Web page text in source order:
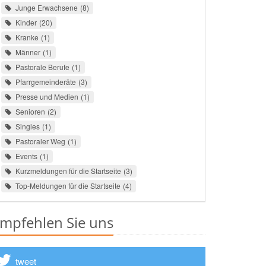
Junge Erwachsene 8
Kinder 20
Kranke 1
Männer 1
Pastorale Berufe 1
Pfarrgemeinderäte 3
Presse und Medien 1
Senioren 2
Singles 1
Pastoraler Weg 1
Events 1
Kurzmeldungen für die Startseite 3
Top-Meldungen für die Startseite 4
Sie uns
tweet